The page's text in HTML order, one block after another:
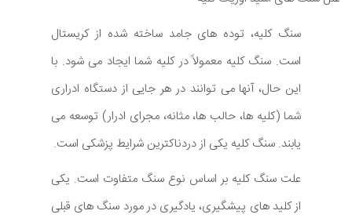
سنگ کلیه، توده های جامد ساخته شده از کریستال
است. سنگ کلیه معمولاً در کلیه شما ایجاد می شود. با
این حال، آنها می توانند در هر جایی از دستگاه ادراری
شما (کلیه ها، حالب ها، مثانه، مجرای ادرار) توسعه می
یابند. سنگ کلیه یکی از دردناکترین شرایط پزشکی است.
علت سنگ کلیه بر اساس نوع سنگ متفاوت است. یکی
از کلید های پیشگیری، یادگیری در مورد سنگ های قبلی